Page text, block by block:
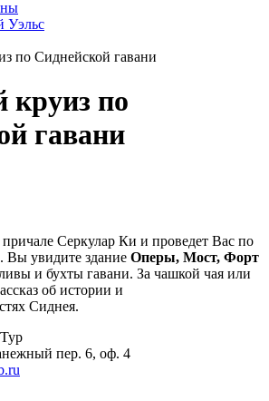
по Сиднейской гавани
по
гавани
Серкулар Ки и проведет Вас по
. Вы увидите здание Оперы, Мост, Форт
и бухты гавани. За чашкой чая или
об истории и
Сиднея.
пер. 6, оф. 4